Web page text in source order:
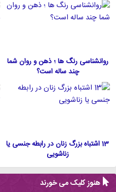
روانشناسی رنگ ها ؛ ذهن و روان شما
چند ساله است؟
13 اشتباه بزرگ زنان در رابطه جنسی یا
زناشویی
هنوز کلیک می خورند